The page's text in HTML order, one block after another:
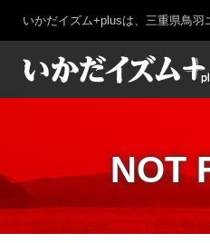
いかだイズム+plusは、三重県鳥
NOT